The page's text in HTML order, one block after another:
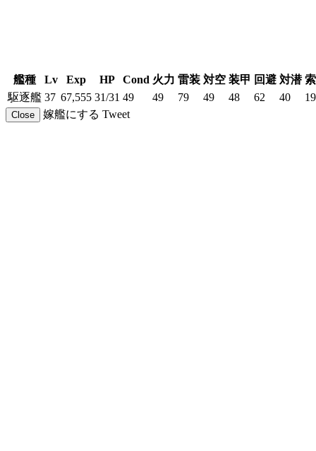
艦種 Lv Exp HP Cond 火力 雷装 対空 装甲 回避 対潜
駆逐艦 37 67,555 31/31 49 49 79 49 48 62 40 19
Close 嫁艦にする Tweet